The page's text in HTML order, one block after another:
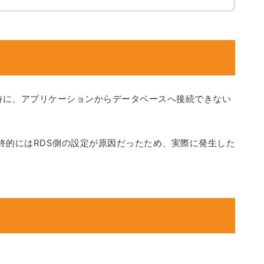
、アプリケーションからデータベースへ接続できない
にはRDS側の設定が原因だったため、実際に発生した